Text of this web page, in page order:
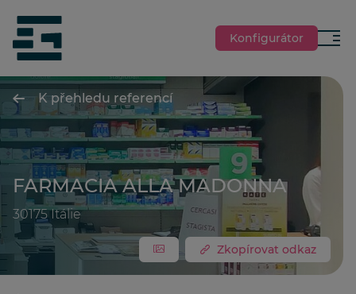
siteLogo
Konfigurátor
Menu
K přehledu referencí
FARMACIA ALLA MADONNA
30175Itálie
Zkopírovat odkaz